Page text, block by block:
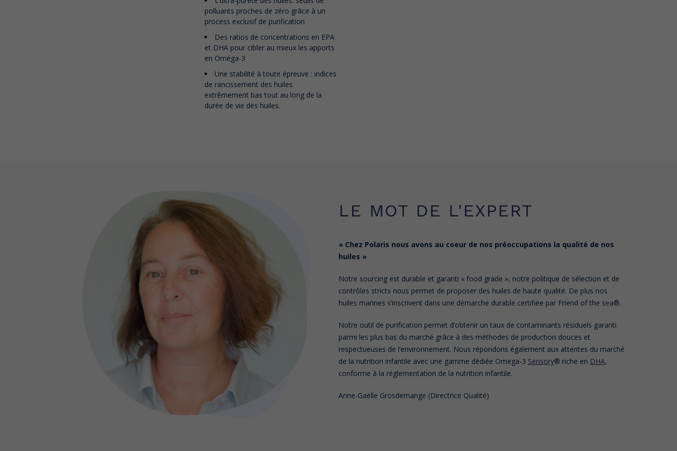
polluants proches de zéro grâce à un
process exclusif de purification
Des ratios de concentrations en EPA
et DHA pour cibler au mieux les apports
en Oméga-3
Une stabilité à toute épreuve : indices
de rancissement des huiles
extrêmement bas tout au long de la
durée de vie des huiles.
LE MOT DE L'EXPERT
« Chez Polaris nous avons au coeur de nos préoccupations la qualité de nos
huiles »
Notre sourcing est durable et garanti « food grade », notre politique de sélection et de
contrôles stricts nous permet de proposer des huiles de haute qualité. De plus nos
huiles marines s’inscrivent dans une démarche durable certifiée par Friend of the sea®.
Notre outil de purification permet d’obtenir un taux de contaminants résiduels garanti
parmi les plus bas du marché grâce à des méthodes de production douces et
respectueuses de l’environnement. Nous répondons également aux attentes du marché
de la nutrition infantile avec une gamme dédiée Omega-3 Sensory® riche en DHA,
conforme à la réglementation de la nutrition infantile.
Anne-Gaëlle Grosdemange (Directrice Qualité)